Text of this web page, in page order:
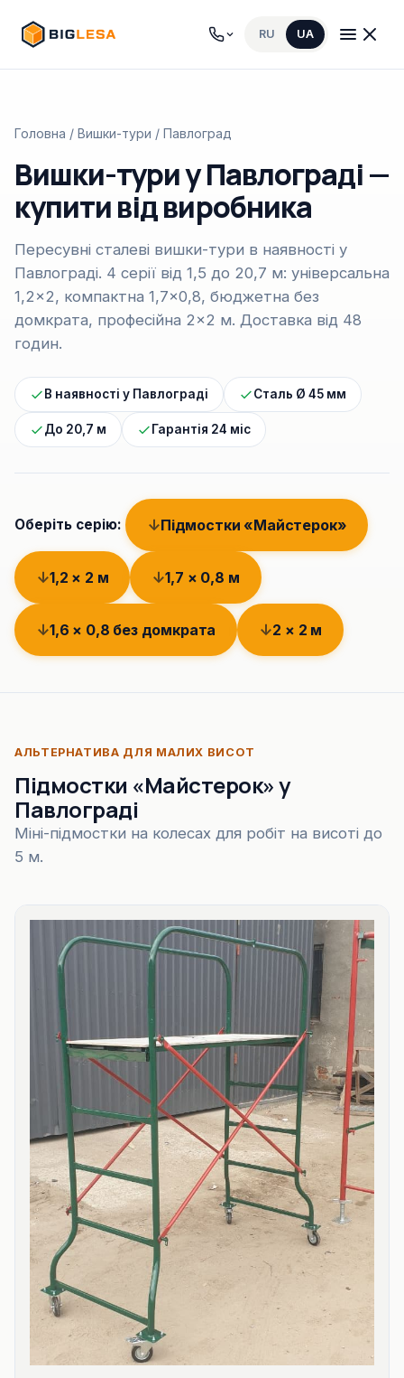
RU UA
Головна / Вишки-тури / Павлоград
Вишки-тури у Павлограді —
купити від виробника
Пересувні сталеві вишки-тури в наявності у
Павлограді. 4 серії від 1,5 до 20,7 м: універсальна
1,2×2, компактна 1,7×0,8, бюджетна без
домкрата, професійна 2×2 м. Доставка від 48
годин.
В наявності у Павлограді Сталь Ø 45 мм
До 20,7 м Гарантія 24 міс
Оберіть серію: Підмостки «Майстерок»
1,2 × 2 м 1,7 × 0,8 м
1,6 × 0,8 без домкрата 2 × 2 м
АЛЬТЕРНАТИВА ДЛЯ МАЛИХ ВИСОТ
Підмостки «Майстерок» у
Павлограді
Міні-підмостки на колесах для робіт на висоті до
5 м.